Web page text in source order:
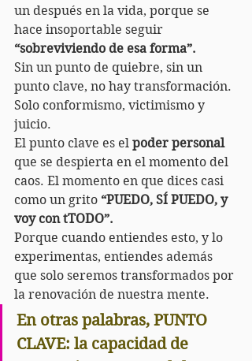
un después en la vida, porque se
hace insoportable seguir
“sobreviviendo de esa forma”.
Sin un punto de quiebre, sin un
punto clave, no hay transformación.
Solo conformismo, victimismo y
juicio.
El punto clave es el poder personal
que se despierta en el momento del
caos. El momento en que dices casi
como un grito “PUEDO, SÍ PUEDO, y
voy con tTODO”.
Porque cuando entiendes esto, y lo
experimentas, entiendes además
que solo seremos transformados por
la renovación de nuestra mente.
En otras palabras, PUNTO
CLAVE: la capacidad de